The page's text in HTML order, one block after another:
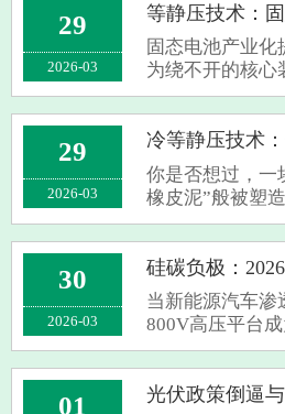
29
2026-03
固态电池产业
为绕不开的核心
帕斯卡原理，通
匀施压，让粉
统辊压或化成设
制电极密度、
值。温等···
29
2026-03
你是否想过，一
橡皮泥”般被塑
无任何缺陷？这
静压技术（CIP
实。作为粉末冶
它正凭借独特的
领域掀···
30
2026-03
当新能源汽车渗
800V高压平台
池能量密度的终
统石墨负极已逼
限，而硅碳负极
01